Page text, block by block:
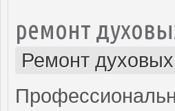
ремонт
Ремонт